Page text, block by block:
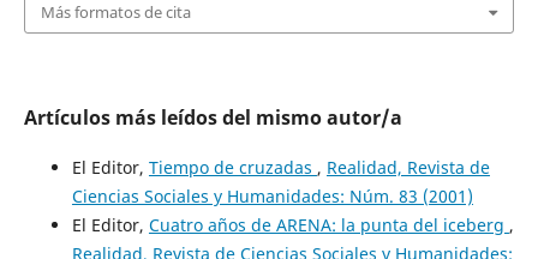
Más formatos de cita
Artículos más leídos del mismo autor/a
El Editor, Tiempo de cruzadas , Realidad, Revista de
Ciencias Sociales y Humanidades: Núm. 83 (2001)
El Editor, Cuatro años de ARENA: la punta del iceberg ,
Realidad, Revista de Ciencias Sociales y Humanidades: